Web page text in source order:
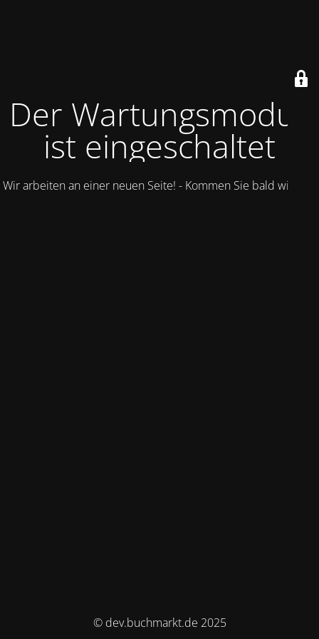
Der Wartungsmodus
ist eingeschaltet
Wir arbeiten an einer neuen Seite! - Kommen Sie bald wieder.
© dev.buchmarkt.de 2025